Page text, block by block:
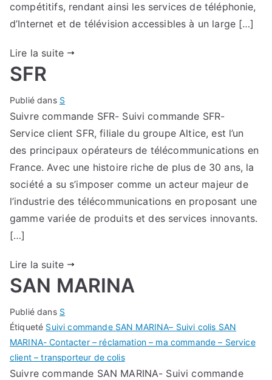
compétitifs, rendant ainsi les services de téléphonie,
d’Internet et de télévision accessibles à un large […]
Lire la suite
SFR
Publié dans S
Suivre commande SFR- Suivi commande SFR-
Service client SFR, filiale du groupe Altice, est l’un
des principaux opérateurs de télécommunications en
France. Avec une histoire riche de plus de 30 ans, la
société a su s’imposer comme un acteur majeur de
l’industrie des télécommunications en proposant une
gamme variée de produits et des services innovants.
[…]
Lire la suite
SAN MARINA
Publié dans S
Étiqueté Suivi commande SAN MARINA– Suivi colis SAN
MARINA- Contacter – réclamation – ma commande – Service
client – transporteur de colis
Suivre commande SAN MARINA- Suivi commande